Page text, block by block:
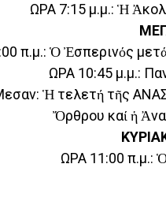
ΩΡΑ 7:15 μ.μ.: Ἡ
π.μ.: Ὁ Ἐσπερινός
ΩΡΑ 10:45 μ.μ.:
Ἡ τελετή τῆς
Ὄρθρου καί ἡ
ΩΡΑ 11:00 π.μ.: